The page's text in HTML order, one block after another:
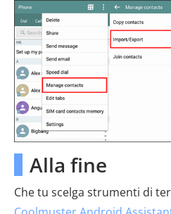
Alla fine
Che tu scelga strumenti di